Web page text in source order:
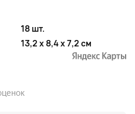
18 шт.
13,2 x 8,4 x 7,2 см